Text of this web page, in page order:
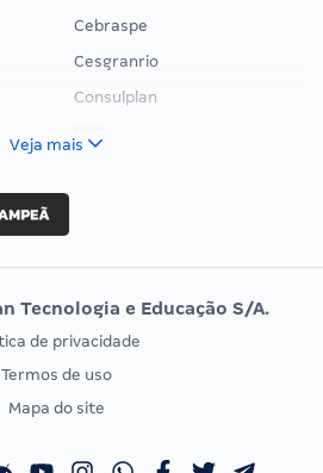
Cebraspe
Cesgranrio
Consulplan
Vunesp
EXAME DE ORDEM
Calendário OAB
Veja mais
Tecnologia e Educação S/A.
de privacidade
Termos de uso
Mapa do site